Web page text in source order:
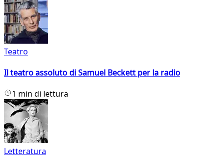
Teatro
Il teatro assoluto di Samuel Beckett per la radio
1 min di lettura
Letteratura